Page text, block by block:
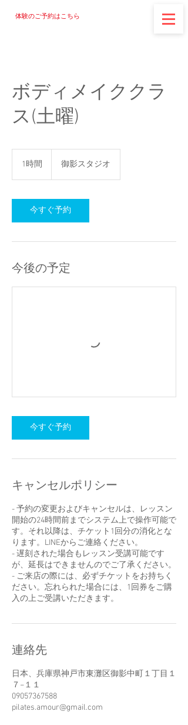
体験のご予約はこちら
ボディメイククラ
ス(土曜)
1時間 御影スタジオ
今すぐ予約
今後の予定
今すぐ予約
キャンセルポリシー
- 予約の変更およびキャンセルは、レッスン
開始の24時間前までシステム上で操作可能で
す。それ以降は、チケット1回分の消化とな
ります。LINEからご連絡ください。
- 遅刻された場合もレッスン受講可能です
が、延長はできませんのでご了承ください。
- ご来店の際には、必ずチケットをお持ちく
ださい。忘れられた場合には、1回券をご購
入の上ご受講いただきます。
連絡先
日本、兵庫県神戸市東灘区御影中町１丁目１
７−１１
09057367588
pilates.amour@gmail.com